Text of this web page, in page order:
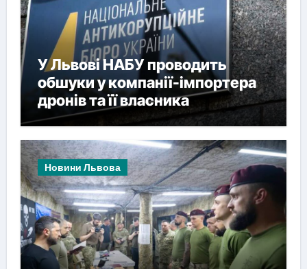
У Львові НАБУ проводить
обшуки у компанії-імпортера
дронів та її власника
Новини Львова